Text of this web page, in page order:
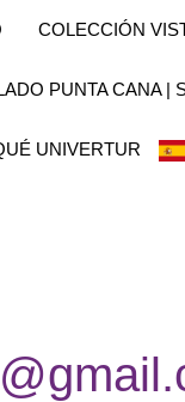
COLECCIÓN
PUNTA CANA |
UNIVERTUR